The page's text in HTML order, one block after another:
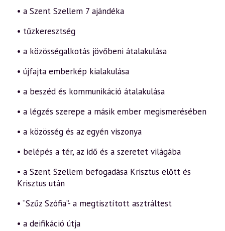
• a Szent Szellem 7 ajándéka
• tűzkeresztség
• a közösségalkotás jövőbeni átalakulása
• újfajta emberkép kialakulása
• a beszéd és kommunikáció átalakulása
• a légzés szerepe a másik ember megismerésében
• a közösség és az egyén viszonya
• belépés a tér, az idő és a szeretet világába
• a Szent Szellem befogadása Krisztus előtt és
Krisztus után
• “Szűz Szófia”- a megtisztított asztráltest
• a deifikáció útja